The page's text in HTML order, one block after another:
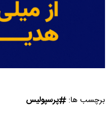
برچسب ها: پرسپولیس